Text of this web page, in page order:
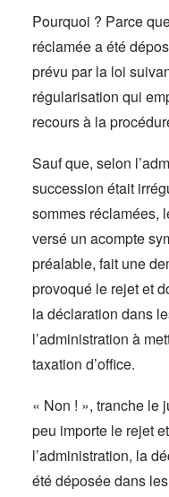
Pourquoi ? Parce
réclamée a été
prévu par la loi
régularisation qui
recours à la
Sauf que, selon
succession était
sommes réclamées,
versé un acompte
préalable, fait une
provoqué le rejet et
la déclaration dans
l’administration à
taxation d’office.
« Non ! », tranche le
peu importe le rejet
l’administration, la
été déposée dans